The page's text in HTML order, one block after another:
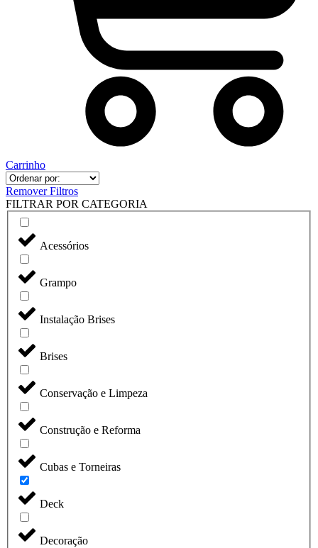
Carrinho
Remover Filtros
FILTRAR POR CATEGORIA
Acessórios
Grampo
Instalação Brises
Brises
Conservação e Limpeza
Construção e Reforma
Cubas e Torneiras
Deck
Decoração